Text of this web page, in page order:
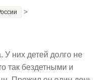
>
У них детей долго не
так бездетными и